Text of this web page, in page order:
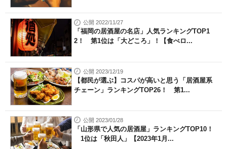
公開 2022/11/27
「福岡の居酒屋の名店」人気ランキングTOP1
2！ 第1位は「大どころ」！【食べロ...
公開 2023/12/19
【都民が選ぶ】コスパが高いと思う「居酒屋系
チェーン」ランキングTOP26！ 第1...
公開 2023/01/28
「山形県で人気の居酒屋」ランキングTOP10！
1位は「秋田人」【2023年1月...